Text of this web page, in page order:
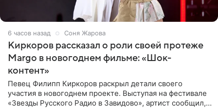
6 часов назад Соня Жарова
Киркоров рассказал о роли своей протеже
Margo в новогоднем фильме: «Шок-
контент»
Певец Филипп Киркоров раскрыл детали своего
участия в новогоднем проекте. Выступая на фестивале
«Звезды Русского Радио в Завидово», артист сообщил,